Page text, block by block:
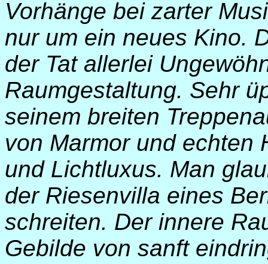
Vorhänge bei zarter
nur um ein neues Kino.
der Tat allerlei
Raumgestaltung. Sehr
seinem breiten
von Marmor und echten
und Lichtluxus. Man
der Riesenvilla eines
schreiten. Der innere
Gebilde von sanft